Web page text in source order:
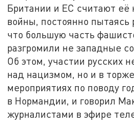
Британии и ЕС считают её
войны, постоянно пытаясь
что большую часть
разгромили не западные
Об этом, участии русских
над нацизмом, но и в
мероприятиях по поводу
в Нормандии, и говорил
журналистами в эфире